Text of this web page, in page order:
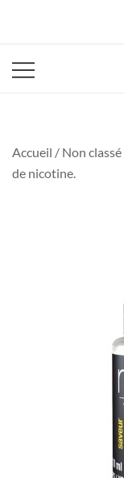
Accueil / Non classé
de nicotine.